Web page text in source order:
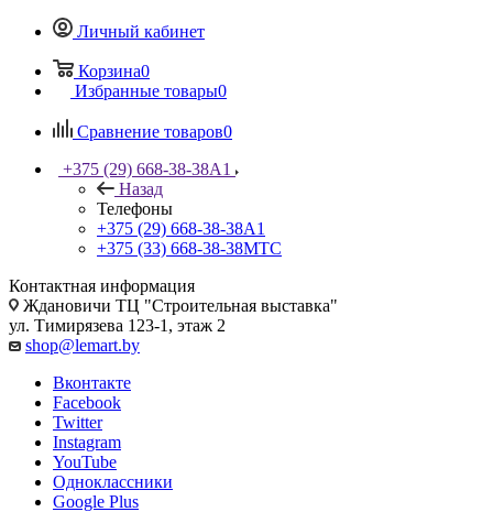
Личный кабинет
Корзина0
Избранные товары0
Сравнение товаров0
+375 (29) 668-38-38A1
Назад
Телефоны
+375 (29) 668-38-38A1
+375 (33) 668-38-38МТС
Контактная информация
Ждановичи ТЦ "Строительная выставка"
ул. Тимирязева 123-1, этаж 2
shop@lemart.by
Вконтакте
Facebook
Twitter
Instagram
YouTube
Одноклассники
Google Plus